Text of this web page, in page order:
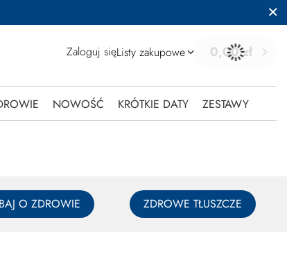
Zaloguj sięListy zakupowe 0,00 zł
NOWOŚĆ KRÓTKIE DATY ZESTAWY
O ZDROWIE ZDROWE TŁUSZCZE